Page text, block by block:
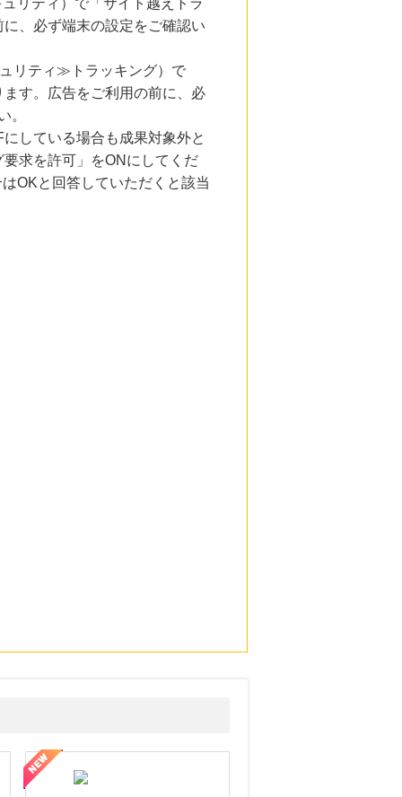
リティ）で「サイト越えトラ
、必ず端末の設定をご確認い
リティ≫トラッキング）で
す。広告をご利用の前に、必
。
している場合も成果対象外と
求を許可」をONにしてくだ
OKと回答していただくと該当